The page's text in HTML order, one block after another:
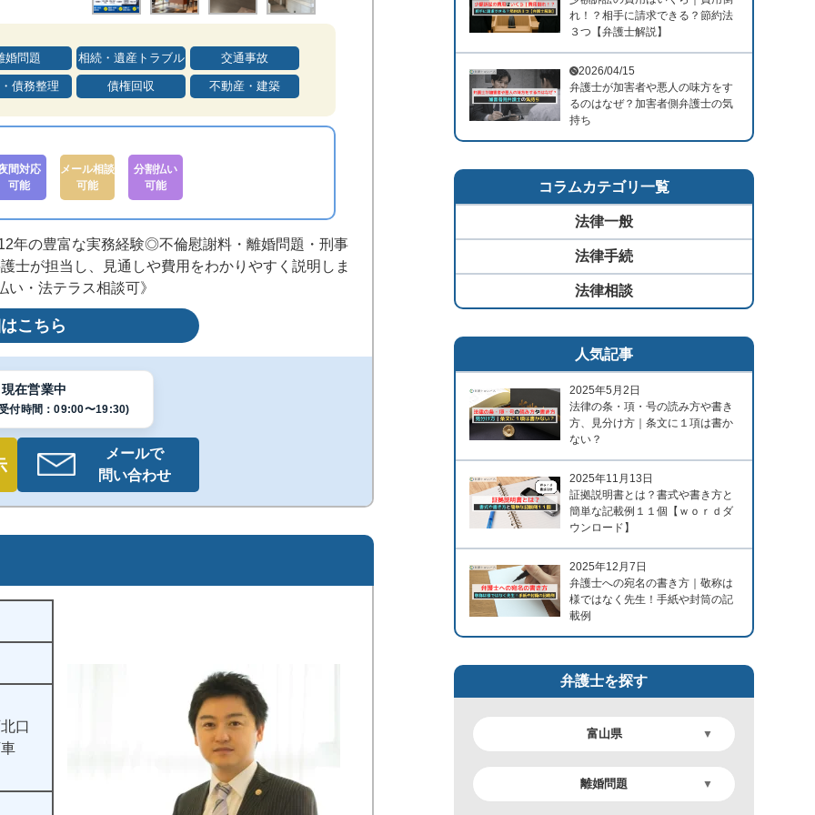
婚問題 相続・遺産トラブル 交通事故
債務整理 債権回収 不動産・建築
間対応
可能
メール相談
可能
分割払い
可能
年の豊富な実務経験◎不倫慰謝料・離婚問題・刑事
士が担当し、見通しや費用をわかりやすく説明しま
・法テラス相談可》
こちら
現在営業中
付時間：09:00〜19:30)
メールで
問い合わせ
口
車
れ！？相手に請求できる？節約法
３つ【弁護士解説】
2026/04/15
弁護士が加害者や悪人の味方をす
るのはなぜ？加害者側弁護士の気
持ち
コラムカテゴリ一覧
法律一般
法律手続
法律相談
人気記事
2025年5月2日
法律の条・項・号の読み方や書き
方、見分け方｜条文に１項は書か
ない？
2025年11月13日
証拠説明書とは？書式や書き方と
簡単な記載例１１個【ｗｏｒｄダ
ウンロード】
2025年12月7日
弁護士への宛名の書き方｜敬称は
様ではなく先生！手紙や封筒の記
載例
弁護士を探す